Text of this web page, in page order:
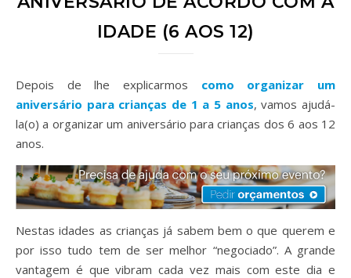
IDADE (6 AOS 12)
Depois de lhe explicarmos como organizar um
aniversário para crianças de 1 a 5 anos, vamos ajudá-
la(o) a organizar um aniversário para crianças dos 6 aos 12
anos.
Nestas idades as crianças já sabem bem o que querem e
por isso tudo tem de ser melhor “negociado”. A grande
vantagem é que vibram cada vez mais com este dia e